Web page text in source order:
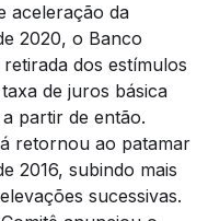
aceleração da
2020, o Banco
dos estímulos
de juros básica
partir de então.
retornou ao patamar
2016, subindo mais
sucessivas.